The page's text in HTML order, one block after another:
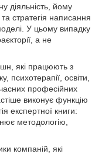
діяльність, йому
стратегія написання
У цьому випадку
а не
які працюють з
психотерапії, освіти,
професійних
виконує функцію
експертної книги:
методологію,
компаній, які